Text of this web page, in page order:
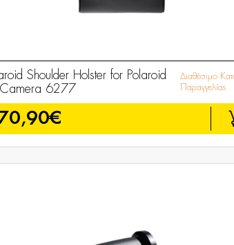
Shoulder Holster for Polaroid
6277
Διαθέσιμο
Παραγγελίας